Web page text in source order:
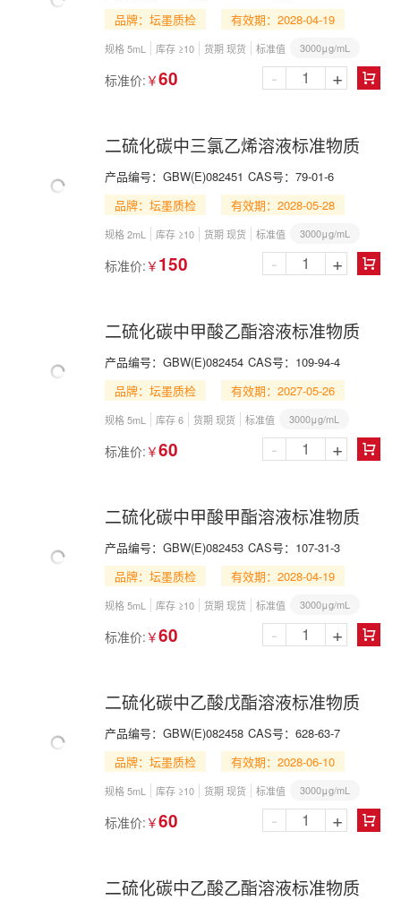
品牌：坛墨质检
有效期：2028-04-19
规格 5mL 库存 ≥10 货期 现货 标准值 3000μg/mL
标准价: ￥60 
- +
二硫化碳中三氯乙烯溶液标准物质
产品编号： GBW(E)082451 CAS号： 79-01-6
品牌：坛墨质检
有效期：2028-05-28
规格 2mL 库存 ≥10 货期 现货 标准值 3000μg/mL
标准价: ￥ 150 
- +
二硫化碳中甲酸乙酯溶液标准物质
产品编号： GBW(E)082454 CAS号： 109-94-4
品牌：坛墨质检
有效期：2027-05-26
规格 5mL 库存 6 货期 现货 标准值 3000μg/mL
标准价: ￥60 
- +
二硫化碳中甲酸甲酯溶液标准物质
产品编号： GBW(E)082453 CAS号： 107-31-3
品牌：坛墨质检
有效期：2028-04-19
规格 5mL 库存 ≥10 货期 现货 标准值 3000μg/mL
标准价: ￥60 
- +
二硫化碳中乙酸戊酯溶液标准物质
产品编号： GBW(E)082458 CAS号： 628-63-7
品牌：坛墨质检
有效期：2028-06-10
规格 5mL 库存 ≥10 货期 现货 标准值 3000μg/mL
标准价: ￥60 
- +
二硫化碳中乙酸乙酯溶液标准物质